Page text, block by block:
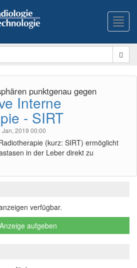
punktgenau gegen
Interne
- SIRT
Jan, 2019 00:00
(kurz: SIRT) ermöglicht
in der Leber direkt zu
verfügbar.
Anzeige aufgeben